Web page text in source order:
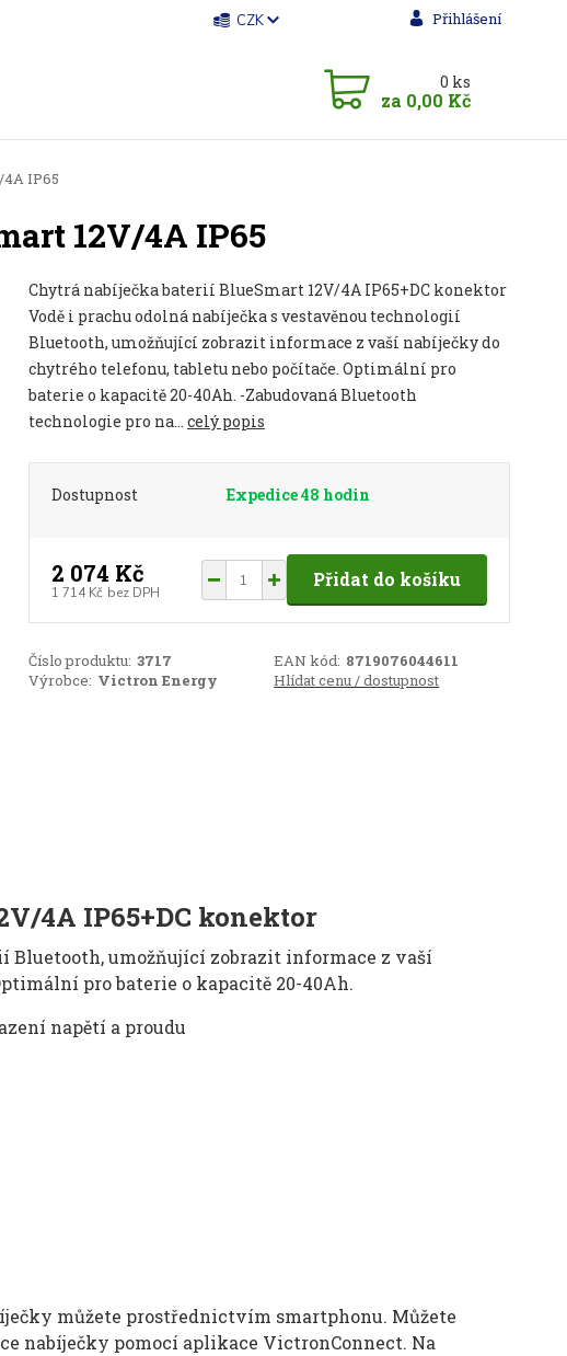
CZK Přihlášení
0 ks
za 0,00 Kč
IP65
12V/4A IP65
Chytrá nabíječka baterií BlueSmart 12V/4A IP65+DC konektor
Vodě i prachu odolná nabíječka s vestavěnou technologií
Bluetooth, umožňující zobrazit informace z vaší nabíječky do
chytrého telefonu, tabletu nebo počítače. Optimální pro
baterie o kapacitě 20-40Ah. -Zabudovaná Bluetooth
technologie pro na... celý popis
Dostupnost Expedice 48 hodin
2 074 Kč
1 714 Kč bez DPH
Přidat do košíku
Číslo produktu: 3717 EAN kód: 8719076044611
Výrobce: Victron Energy Hlídat cenu / dostupnost
4A IP65+DC konektor
Bluetooth, umožňující zobrazit informace z vaší
pro baterie o kapacitě 20-40Ah.
napětí a proudu
můžete prostřednictvím smartphonu. Můžete
nabíječky pomocí aplikace VictronConnect. Na